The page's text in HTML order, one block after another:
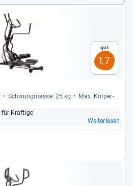
Gut
1,7
Schwung­masse: 25 kg
Max. Kör­per­
für Kräf­tige
Weiterlesen